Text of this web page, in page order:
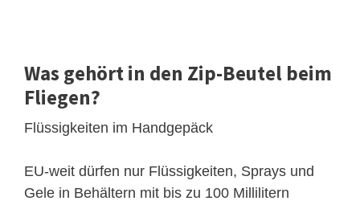
Was gehört in den Zip-Beutel beim
Fliegen?
Flüssigkeiten im Handgepäck
EU-weit dürfen nur Flüssigkeiten, Sprays und
Gele in Behältern mit bis zu 100 Millilitern